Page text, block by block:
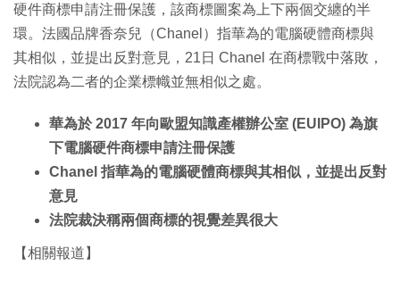
硬件商標申請注冊保護，該商標圖案為上下兩個交纏的半
環。法國品牌香奈兒（Chanel）指華為的電腦硬體商標與
其相似，並提出反對意見，21日 Chanel 在商標戰中落敗，
法院認為二者的企業標幟並無相似之處。
華為於 2017 年向歐盟知識產權辦公室 (EUIPO) 為旗
下電腦硬件商標申請注冊保護
Chanel 指華為的電腦硬體商標與其相似，並提出反對
意見
法院裁決稱兩個商標的視覺差異很大
【相關報道】